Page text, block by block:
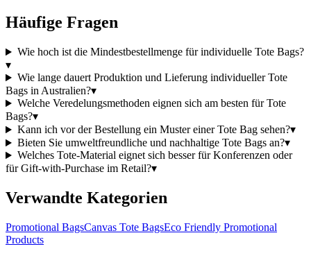
Häufige Fragen
Wie hoch ist die Mindestbestellmenge für individuelle Tote Bags?
▾
Wie lange dauert Produktion und Lieferung individueller Tote
Bags in Australien?▾
Welche Veredelungsmethoden eignen sich am besten für Tote
Bags?▾
Kann ich vor der Bestellung ein Muster einer Tote Bag sehen?▾
Bieten Sie umweltfreundliche und nachhaltige Tote Bags an?▾
Welches Tote-Material eignet sich besser für Konferenzen oder
für Gift-with-Purchase im Retail?▾
Verwandte Kategorien
Promotional BagsCanvas Tote BagsEco Friendly Promotional
Products